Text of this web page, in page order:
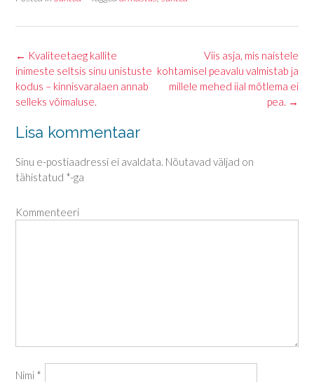
Post
navigation
Viis asja, mis naistele
kohtamisel peavalu valmistab ja
millele mehed iial mõtlema ei
pea. →
← Kvaliteetaeg kallite
inimeste seltsis sinu unistuste
kodus – kinnisvaralaen annab
selleks võimaluse.
Lisa kommentaar
Sinu e-postiaadressi ei avaldata. Nõutavad väljad on
tähistatud *-ga
Kommenteeri
Nimi *